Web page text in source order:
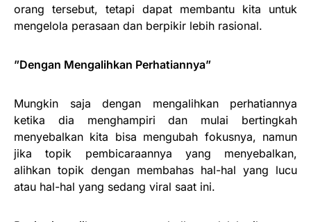
orang tersebut, tetapi dapat membantu kita untuk
mengelola perasaan dan berpikir lebih rasional.
”Dengan Mengalihkan Perhatiannya”
Mungkin saja dengan mengalihkan perhatiannya
ketika dia menghampiri dan mulai bertingkah
menyebalkan kita bisa mengubah fokusnya, namun
jika topik pembicaraannya yang menyebalkan,
alihkan topik dengan membahas hal-hal yang lucu
atau hal-hal yang sedang viral saat ini.